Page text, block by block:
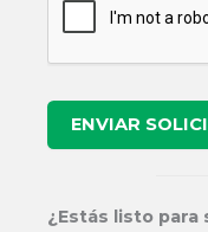
ENVIAR
¿Estás listo